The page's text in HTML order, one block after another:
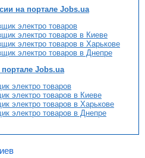
на портале Jobs.ua
электро товаров
электро товаров в Киеве
электро товаров в Харькове
электро товаров в Днепре
Jobs.ua
электро товаров
электро товаров в Киеве
электро товаров в Харькове
электро товаров в Днепре